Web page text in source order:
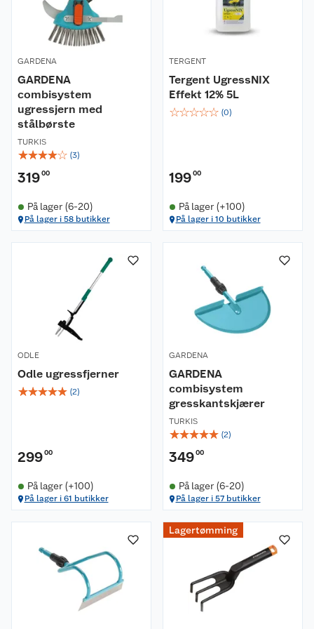
GARDENA
GARDENA
combisystem
ugressjern med
stålbørste
TURKIS
☆☆☆☆☆ (3)
31900
På lager (6-20)
På lager i 58 butikker
TERGENT
Tergent UgressNIX
Effekt 12% 5L
☆☆☆☆☆ (0)
19900
På lager (+100)
På lager i 10 butikker
ODLE
Odle ugressfjerner
☆☆☆☆☆ (2)
29900
På lager (+100)
På lager i 61 butikker
GARDENA
GARDENA
combisystem
gresskantskjærer
TURKIS
☆☆☆☆☆ (2)
34900
På lager (6-20)
På lager i 57 butikker
Lagertømming
Kundeservice
Nyheter
Våre merkevarer